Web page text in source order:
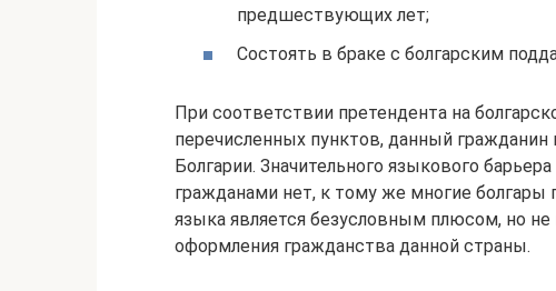
предшествующих лет;
Состоять в браке с болгарским
При соответствии претендента на
перечисленных пунктов, данный
Болгарии. Значительного языкового
гражданами нет, к тому же многие болгары
языка является безусловным плюсом, но
оформления гражданства данной страны.